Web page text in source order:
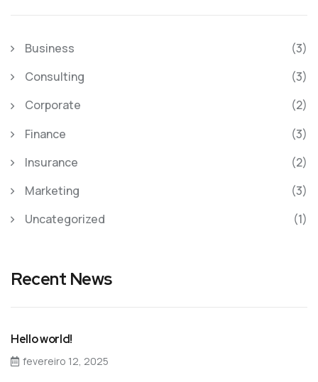
Business
(3)
Consulting
(3)
Corporate
(2)
Finance
(3)
Insurance
(2)
Marketing
(3)
Uncategorized
(1)
Recent News
Hello world!
fevereiro 12, 2025